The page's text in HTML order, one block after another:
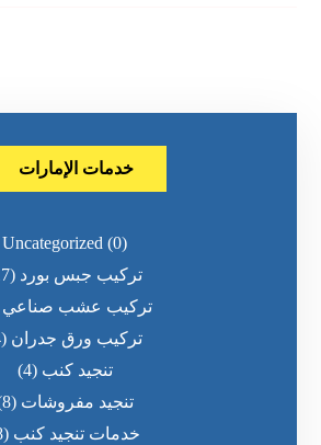
خدمات الإمارات
Uncategorized (0)
تركيب جبس بورد (17)
تركيب عشب صناعي
تركيب ورق جدران (4)
تنجيد كنب (4)
تنجيد مفروشات (8)
خدمات تنجيد كنب (8)